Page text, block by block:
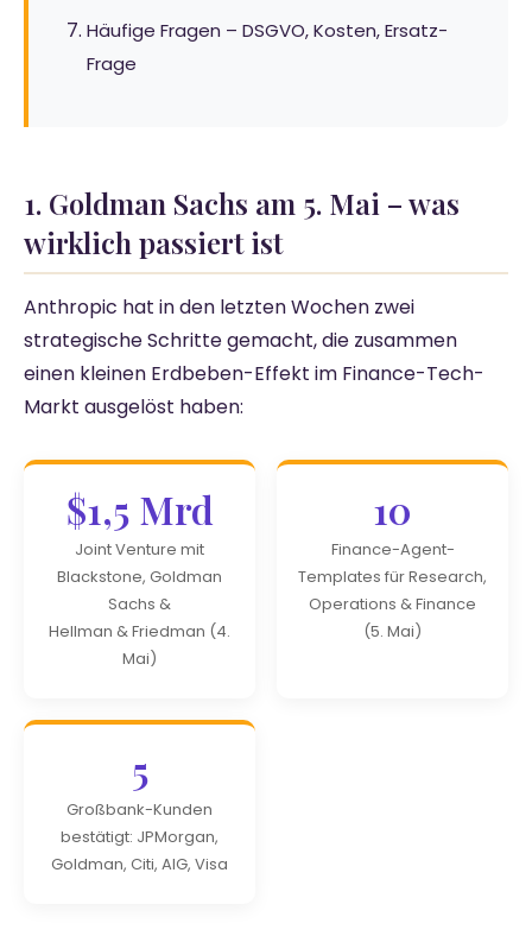
Häufige Fragen – DSGVO, Kosten, Ersatz-
Frage
1. Goldman Sachs am 5. Mai – was
wirklich passiert ist
Anthropic hat in den letzten Wochen zwei
strategische Schritte gemacht, die zusammen
einen kleinen Erdbeben-Effekt im Finance-Tech-
Markt ausgelöst haben:
$1,5 Mrd
Joint Venture mit
Blackstone, Goldman
Sachs &
Hellman & Friedman (4.
Mai)
10
Finance-Agent-
Templates für Research,
Operations & Finance
(5. Mai)
5
Großbank-Kunden
bestätigt: JPMorgan,
Goldman, Citi, AIG, Visa